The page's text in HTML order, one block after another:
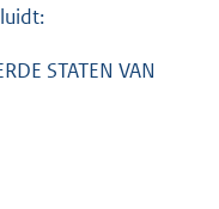
STATEN VAN